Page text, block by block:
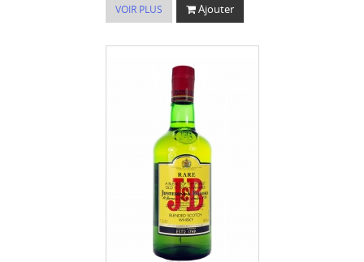
VOIR PLUS Ajouter